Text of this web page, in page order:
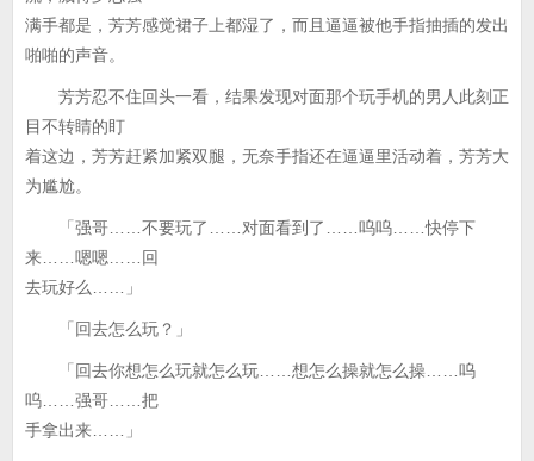
满手都是，芳芳感觉裙子上都湿了，而且逼逼被他手指抽插的发出
啪啪的声音。
芳芳忍不住回头一看，结果发现对面那个玩手机的男人此刻正
目不转睛的盯
着这边，芳芳赶紧加紧双腿，无奈手指还在逼逼里活动着，芳芳大
为尴尬。
「强哥……不要玩了……对面看到了……呜呜……快停下
来……嗯嗯……回
去玩好么……」
「回去怎么玩？」
「回去你想怎么玩就怎么玩……想怎么操就怎么操……呜
呜……强哥……把
手拿出来……」